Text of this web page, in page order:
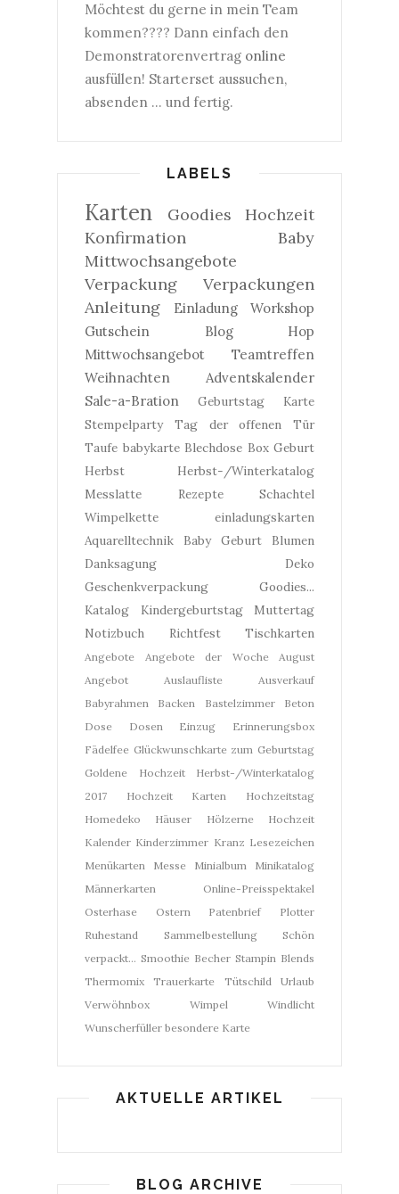
Möchtest du gerne in mein Team
kommen???? Dann einfach den
Demonstratorenvertrag online
ausfüllen! Starterset aussuchen,
absenden ... und fertig.
LABELS
Karten Goodies
Hochzeit
Konfirmation
Baby
Mittwochsangebote
Verpackung
Verpackungen
Anleitung
Einladung
Workshop
Gutschein
Blog Hop
Mittwochsangebot
Teamtreffen
Weihnachten
Adventskalender
Sale-a-Bration
Geburtstag
Karte
Stempelparty
Tag der offenen Tür
Taufe babykarte Blechdose Box Geburt
Herbst
Herbst-/Winterkatalog
Messlatte
Rezepte
Schachtel
Wimpelkette
einladungskarten
Aquarelltechnik
Baby Geburt
Blumen
Danksagung
Deko
Geschenkverpackung
Goodies...
Katalog
Kindergeburtstag
Muttertag
Notizbuch
Richtfest Tischkarten
Angebote Angebote der Woche
August
Angebot
Auslaufliste
Ausverkauf
Babyrahmen
Backen Bastelzimmer
Beton
Dose
Dosen Einzug
Erinnerungsbox
Fädelfee Glückwunschkarte zum Geburtstag
Goldene Hochzeit
Herbst-/Winterkatalog
2017
Hochzeit Karten
Hochzeitstag
Homedeko
Häuser
Hölzerne Hochzeit
Kalender Kinderzimmer Kranz Lesezeichen
Menükarten
Messe Minialbum
Minikatalog
Männerkarten
Online-Preisspektakel
Osterhase
Ostern Patenbrief
Plotter
Ruhestand
Sammelbestellung
Schön
verpackt... Smoothie Becher Stampin Blends
Thermomix
Trauerkarte Tütschild
Urlaub
Verwöhnbox
Wimpel
Windlicht
Wunscherfüller besondere Karte
AKTUELLE ARTIKEL
BLOG ARCHIVE